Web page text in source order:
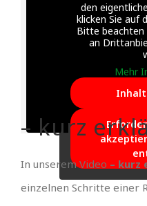
den
klicken Sie auf
Bitte beachten
an
Mehr
– kurz
In unserem Video – kurz
einzelnen Schritte einer